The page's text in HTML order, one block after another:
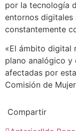
por la tecnología
entornos digitales
constantemente
«El ámbito digital
plano analógico y
afectadas por
Comisión de
Compartir